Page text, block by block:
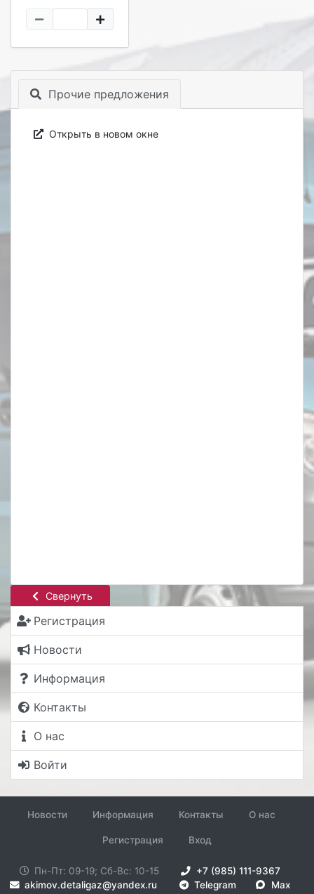
Свернуть
Регистрация
Новости
Информация
Контакты
О нас
Войти
Прочие предложения
Открыть в новом окне
Новости Информация Контакты О нас
Регистрация Вход
Пн-Пт: 09-19; Сб-Вс: 10-15
+7 (985) 111-9367
akimov.detaligaz@yandex.ru
Telegram Max